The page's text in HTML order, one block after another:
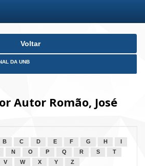
Voltar
DA UNB
Autor Romão, José
B C D E F G H
N O P Q R S
T
V W X Y Z